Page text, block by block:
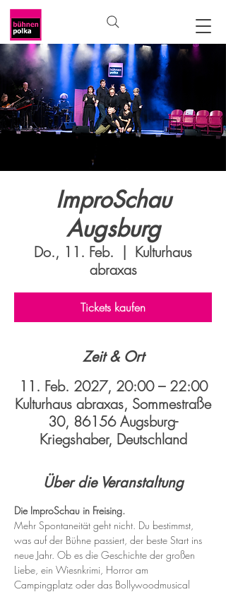
ImproSchau
Augsburg
Do., 11. Feb.
  |
Kulturhaus
abraxas
Tickets kaufen
Zeit & Ort
11. Feb. 2027, 20:00 – 22:00
Kulturhaus abraxas, Sommestraße
30, 86156 Augsburg-
Kriegshaber, Deutschland
Über die Veranstaltung
Die ImproSchau in Freising.
Mehr Spontaneität geht nicht. Du bestimmst,
was auf der Bühne passiert, der beste Start ins
neue Jahr. Ob es die Geschichte der großen
Liebe, ein Wiesnkrimi, Horror am
Campingplatz oder das Bollywoodmusical